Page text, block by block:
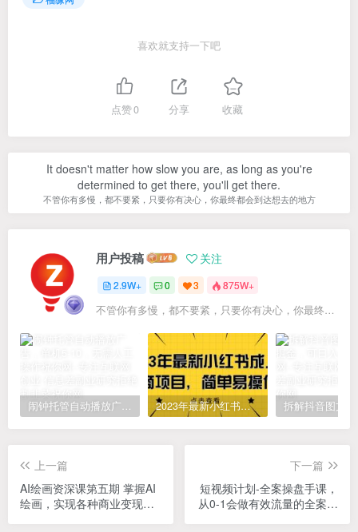
喜欢就支持一下吧
点赞0 分享 收藏
It doesn't matter how slow you are, as long as you're
determined to get there, you'll get there.
不管你有多慢，都不要紧，只要你有决心，你最终都会到达想去的地方
用户投稿 关注
2.9W+ 0 3 875W+
不管你有多慢，都不要紧，只要你有决心，你最终都会到达想去的地方
闹钟托管自动播放广告，单机5-10，无需人工操作 2023年最新小红书成人电商项目，简单易操作【详细教程】
上一篇
AI绘画资深课第五期 掌握AI
绘画，实现各种商业变现
下一篇
短视频计划-全案操盘手课，
从0-1会做有效流量的全案操